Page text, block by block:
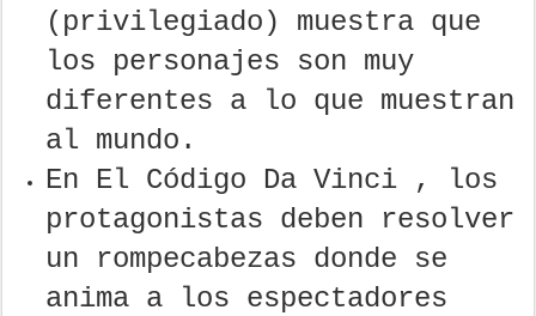
(privilegiado) muestra que
los personajes son muy
diferentes a lo que muestran
al mundo.
En El Código Da Vinci , los
protagonistas deben resolver
un rompecabezas donde se
anima a los espectadores